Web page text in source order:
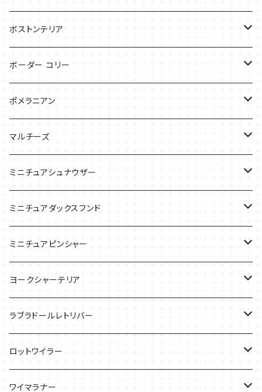
ケース
ケース
ケース
Tシャツ
バッグ
ボストンテリア
Tシャツ
バッグ
ケース
ボーダー コリー
Tシャツ
バッグ
ケース
ポメラニアン
Tシャツ
ケース
バッグ
マルチーズ
ケース
ミニチュアシュナウザー
Tシャツ
バッグ
ケース
ミニチュアダックスフンド
Ｔシャツ
バッグ
雑貨
ケース
ミニチュアピンシャー
ケース
ヨークシャーテリア
Tシャツ
バッグ
ケース
ラブラドールレトリバー
Ｔシャツ
バッグ
ロットワイラー
Tシャツ
ワイマラナー